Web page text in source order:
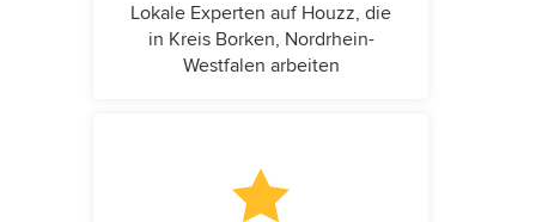
Lokale Experten auf Houzz, die
in Kreis Borken, Nordrhein-
Westfalen arbeiten